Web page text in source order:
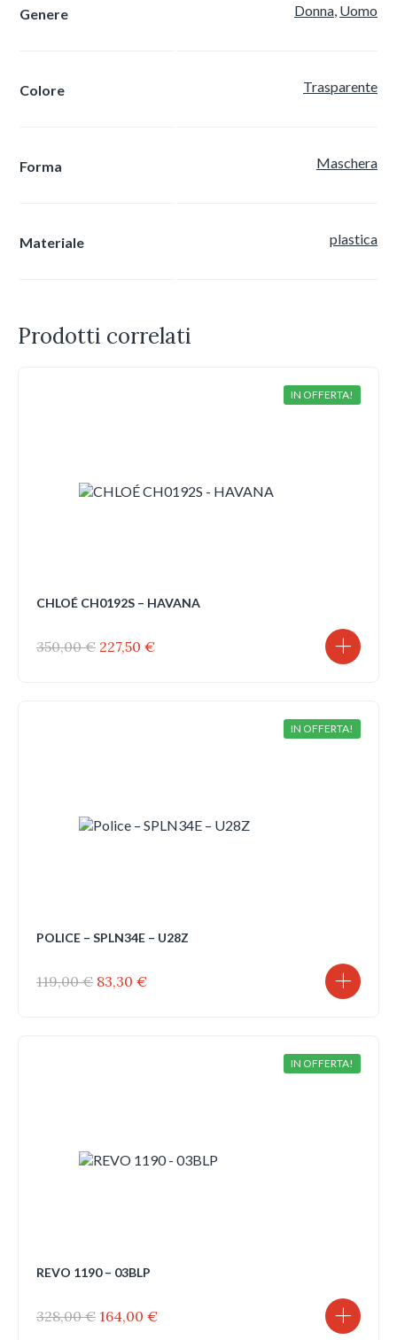
Genere Donna, Uomo
Colore Trasparente
Forma Maschera
Materiale plastica
Prodotti correlati
IN OFFERTA!
CHLOÉ CH0192S – HAVANA
350,00€ Il
227,50 €Il
IN OFFERTA!
POLICE – SPLN34E – U28Z
119,00€ Il
83,30 €Il
IN OFFERTA!
REVO 1190 – 03BLP
328,00€ Il
164,00 €Il